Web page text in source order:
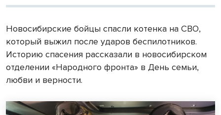
Новосибирские бойцы спасли котенка на СВО,
который выжил после ударов беспилотников.
Историю спасения рассказали в новосибирском
отделении «Народного фронта» в День семьи,
любви и верности.